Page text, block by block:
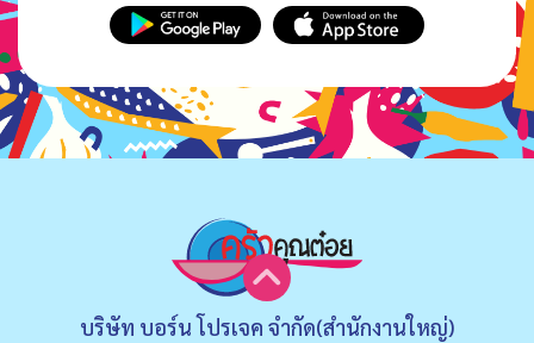
บริษัท บอร์น โปรเจค จำกัด(สำนักงานใหญ่)